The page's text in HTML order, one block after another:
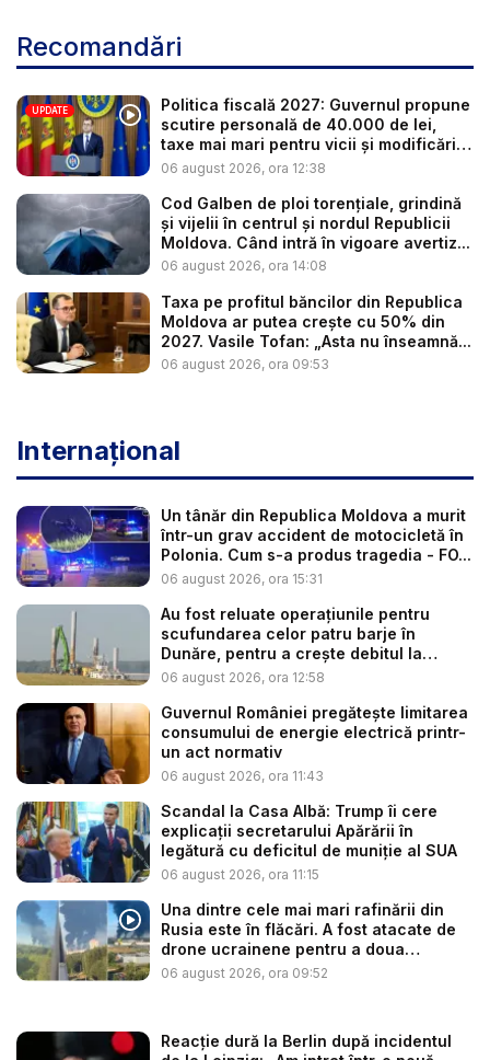
Recomandări
UPDATE
Politica fiscală 2027: Guvernul propune
scutire personală de 40.000 de lei,
taxe mai mari pentru vicii și modificări
l...
06 august 2026, ora 12:38
Cod Galben de ploi torențiale, grindină
și vijelii în centrul și nordul Republicii
Moldova. Când intră în vigoare avertiz...
06 august 2026, ora 14:08
Taxa pe profitul băncilor din Republica
Moldova ar putea crește cu 50% din
2027. Vasile Tofan: „Asta nu înseamnă...
06 august 2026, ora 09:53
Internațional
Un tânăr din Republica Moldova a murit
într-un grav accident de motocicletă în
Polonia. Cum s-a produs tragedia - FO...
06 august 2026, ora 15:31
Au fost reluate operațiunile pentru
scufundarea celor patru barje în
Dunăre, pentru a crește debitul la
cent...
06 august 2026, ora 12:58
Guvernul României pregătește limitarea
consumului de energie electrică printr-
un act normativ
06 august 2026, ora 11:43
Scandal la Casa Albă: Trump îi cere
explicații secretarului Apărării în
legătură cu deficitul de muniție al SUA
06 august 2026, ora 11:15
Una dintre cele mai mari rafinării din
Rusia este în flăcări. A fost atacate de
drone ucrainene pentru a doua
noapte...
06 august 2026, ora 09:52
Reacție dură la Berlin după incidentul